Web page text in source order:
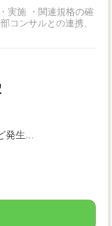
格の確
生...